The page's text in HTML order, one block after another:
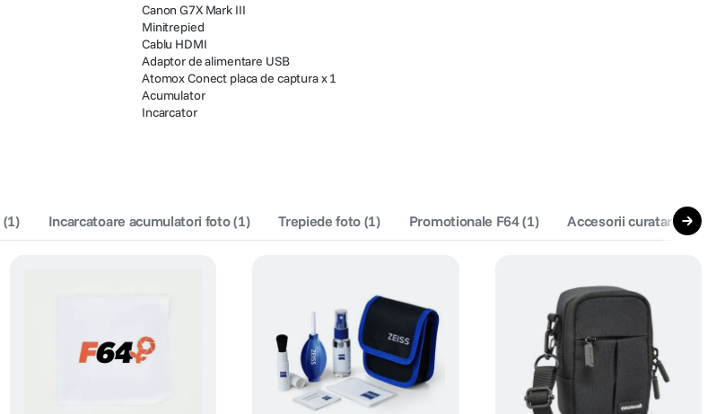
Canon G7X Mark III
Minitrepied
Cablu HDMI
Adaptor de alimentare USB
Atomox Conect placa de captura x 1
Acumulator
Incarcator
(1) Incarcatoare acumulatori foto(1) Trepiede foto (1) Promotionale F64(1) Accesorii curatare si